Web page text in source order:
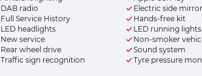
DAB radio
Electric side mirror
Full Service History
Hands-free kit
LED headlights
LED running lights
New service
Non-smoker
Rear wheel drive
Sound system
Traffic sign recognition
Tyre pressure